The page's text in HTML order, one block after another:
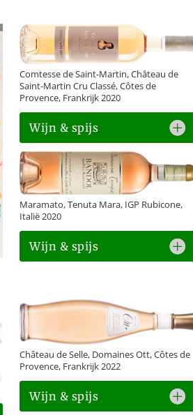
Comtesse de Saint-Martin, Château de
Saint-Martin Cru Classé, Côtes de
Provence, Frankrijk 2020
Wijn & spijs
Maramato, Tenuta Mara, IGP Rubicone,
Italië 2020
Wijn & spijs
Château de Selle, Domaines Ott, Côtes de
Provence, Frankrijk 2022
Wijn & spijs